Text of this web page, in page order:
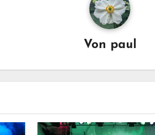
Von paul